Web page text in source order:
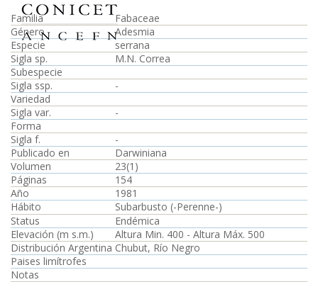
Familia
Fabaceae
Género
Adesmia
Especie
serrana
Sigla sp.
M.N. Correa
Subespecie
Sigla ssp.
-
Variedad
Sigla var.
-
Forma
Sigla f.
-
Publicado en
Darwiniana
Volumen
23(1)
Páginas
154
Año
1981
Hábito
Subarbusto (-Perenne-)
Status
Endémica
Elevación (m s.m.)
Altura Min. 400 - Altura Máx. 500
Distribución Argentina Chubut, Río Negro
Paises limítrofes
Notas